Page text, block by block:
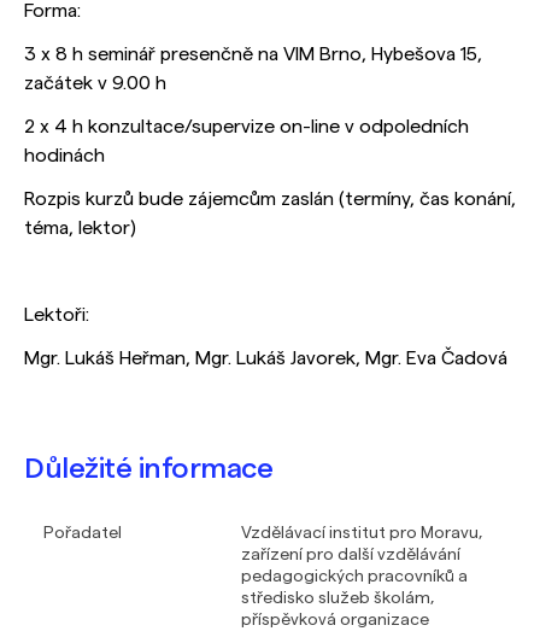
Forma:
3 x 8 h seminář presenčně na VIM Brno, Hybešova 15,
začátek v 9.00 h
2 x 4 h konzultace/supervize on-line v odpoledních
hodinách
Rozpis kurzů bude zájemcům zaslán (termíny, čas konání,
téma, lektor)
Lektoři:
Mgr. Lukáš Heřman, Mgr. Lukáš Javorek, Mgr. Eva Čadová
Důležité informace
Pořadatel
Vzdělávací institut pro Moravu,
zařízení pro další vzdělávání
pedagogických pracovníků a
středisko služeb školám,
příspěvková organizace